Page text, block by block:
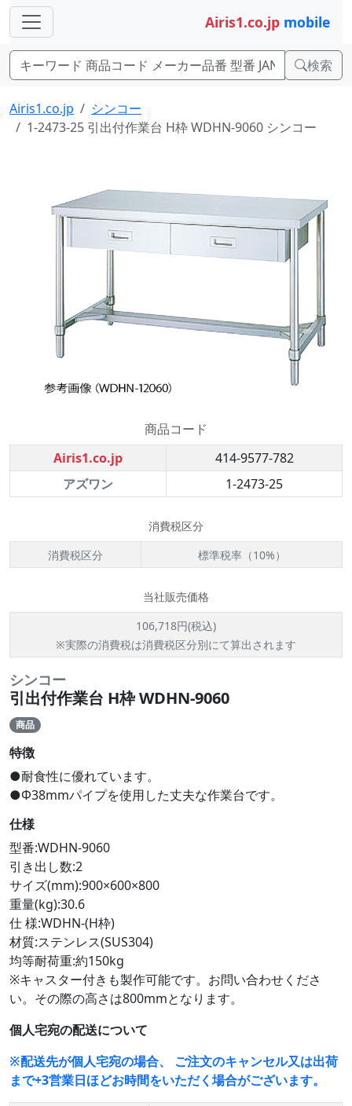
Airis1.co.jp mobile
検索
Airis1.co.jp
シンコー
1-2473-25 引出付作業台 H枠 WDHN-9060 シンコー
商品コード
Airis1.co.jp
414-9577-782
アズワン
1-2473-25
消費税区分
消費税区分
標準税率（10%）
当社販売価格
106,718円(税込)
※実際の消費税は消費税区分別にて算出されます
シンコー
引出付作業台 H枠 WDHN-9060
商品
特徴
●耐食性に優れています。
●Φ38mmパイプを使用した丈夫な作業台です。
仕様
型番:WDHN-9060
引き出し数:2
サイズ(mm):900×600×800
重量(kg):30.6
仕 様:WDHN-(H枠)
材質:ステンレス(SUS304)
均等耐荷重:約150kg
※キャスター付きも製作可能です。お問い合わせくださ
い。その際の高さは800mmとなります。
個人宅宛の配送について
※配送先が個人宅宛の場合、 ご注文のキャンセル又は出荷
まで+3営業日ほどお時間をいただく場合がございます。